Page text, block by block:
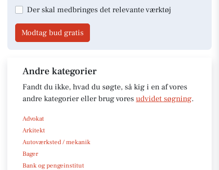
Der skal medbringes det relevante værktøj
Modtag bud gratis
Andre kategorier
Fandt du ikke, hvad du søgte, så kig i en af vores
andre kategorier eller brug vores udvidet søgning.
Advokat
Arkitekt
Autoværksted / mekanik
Bager
Bank og pengeinstitut